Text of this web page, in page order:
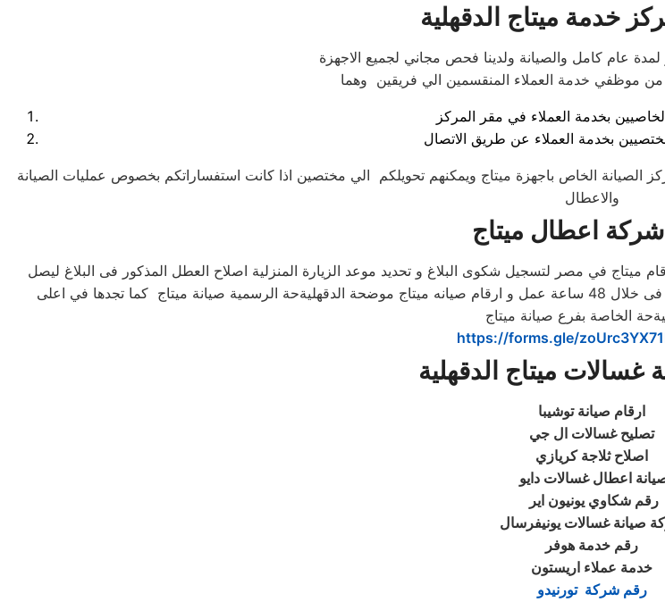
خدمة ميتاج الدقهلية
بخدمة العملاء في مقر المركز
بخدمة العملاء عن طريق الاتصال
الصيانة الخاص باجهزة ميتاج ويمكنهم تحويلكم الي مختصين اذا كانت استفساراتكم بخصوص عمليات الصيانة
والاعطال
اعطال ميتاج
في مصر لتسجيل شكوى البلاغ و تحديد موعد الزيارة المنزلية اصلاح العطل المذكور فى البلاغ ليصل
المندوب الخاص بالصيانة فى 24 ساعة عمل فقط و فى حالات نادرة يصل المندوب فى خلال 48 ساعة عمل و ارقام صيانه ميتاج موضحة الدقهليةحة الرسمية صيانة ميتاج كما تجدها في اعلى
الخاصة بفرع صيانة ميتاج
https://forms.gle/
غسالات ميتاج الدقهلية
ارقام صيانة توشيبا
تصليح غسالات ال جي
اصلاح ثلاجة كريازي
اعطال غسالات دايو
رقم شكاوي يونيون اير
صيانة غسالات يونيفرسال
رقم خدمة هوفر
خدمة عملاء اريستون
رقم شركة تورنيدو